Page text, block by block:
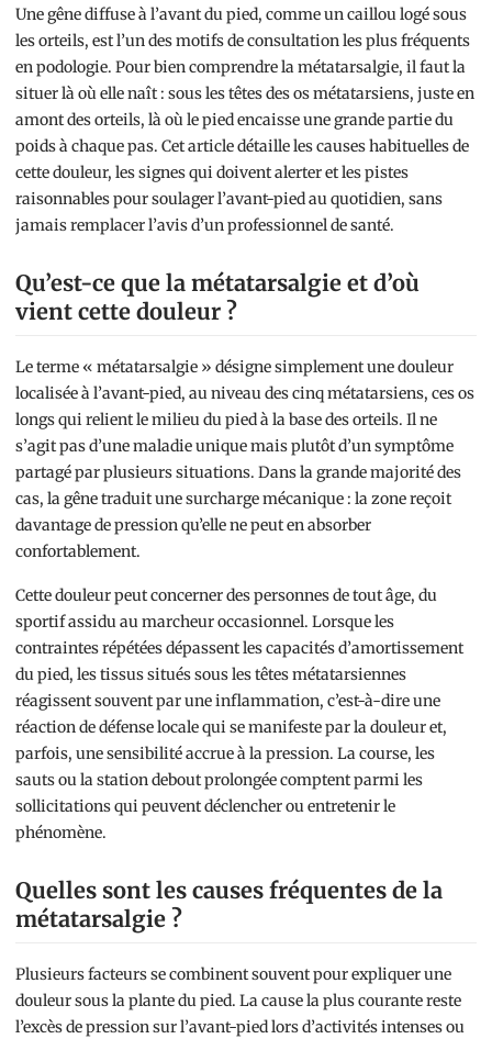
Une gêne diffuse à l’avant du pied, comme un caillou logé sous
les orteils, est l’un des motifs de consultation les plus fréquents
en podologie. Pour bien comprendre la métatarsalgie, il faut la
situer là où elle naît : sous les têtes des os métatarsiens, juste en
amont des orteils, là où le pied encaisse une grande partie du
poids à chaque pas. Cet article détaille les causes habituelles de
cette douleur, les signes qui doivent alerter et les pistes
raisonnables pour soulager l’avant-pied au quotidien, sans
jamais remplacer l’avis d’un professionnel de santé.
Qu’est-ce que la métatarsalgie et d’où
vient cette douleur ?
Le terme « métatarsalgie » désigne simplement une douleur
localisée à l’avant-pied, au niveau des cinq métatarsiens, ces os
longs qui relient le milieu du pied à la base des orteils. Il ne
s’agit pas d’une maladie unique mais plutôt d’un symptôme
partagé par plusieurs situations. Dans la grande majorité des
cas, la gêne traduit une surcharge mécanique : la zone reçoit
davantage de pression qu’elle ne peut en absorber
confortablement.
Cette douleur peut concerner des personnes de tout âge, du
sportif assidu au marcheur occasionnel. Lorsque les
contraintes répétées dépassent les capacités d’amortissement
du pied, les tissus situés sous les têtes métatarsiennes
réagissent souvent par une inflammation, c’est-à-dire une
réaction de défense locale qui se manifeste par la douleur et,
parfois, une sensibilité accrue à la pression. La course, les
sauts ou la station debout prolongée comptent parmi les
sollicitations qui peuvent déclencher ou entretenir le
phénomène.
Quelles sont les causes fréquentes de la
métatarsalgie ?
Plusieurs facteurs se combinent souvent pour expliquer une
douleur sous la plante du pied. La cause la plus courante reste
l’excès de pression sur l’avant-pied lors d’activités intenses ou